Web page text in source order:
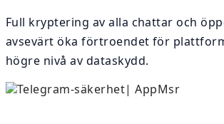
Full kryptering av alla chattar och
avsevärt öka förtroendet för
högre nivå av dataskydd.